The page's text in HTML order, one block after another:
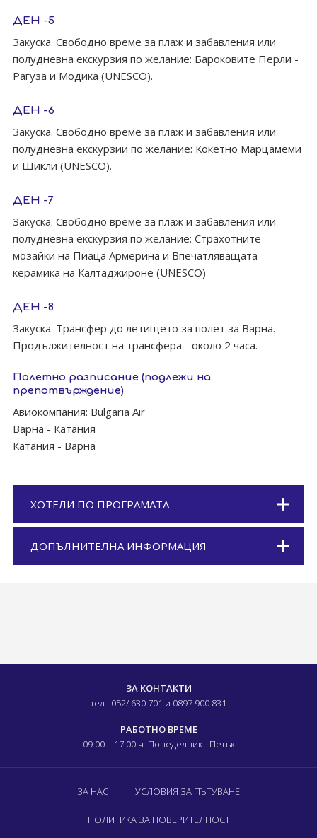
ДЕН -5
Закуска. Свободно време за плаж и забавления или
полудневна екскурзия по желание: Бароковите Перли -
Рагуза и Модика (UNESCO).
ДЕН -6
Закуска. Свободно време за плаж и забавления или
полудневна екскурзии по желание: Кокетно Марцамеми
и Шикли (UNESCO).
ДЕН -7
Закуска. Свободно време за плаж и забавления или
полудневна екскурзия по желание: Страхотните
мозайки на Пиаца Армерина и Впечатляващата
керамика на Калтаджироне (UNESCO)
ДЕН -8
Закуска. Трансфер до летището за полет за Варна.
Продължителност на трансфера - около 2 часа.
Полетно разписание (подлежи на
препотвърждение)
Авиокомпания: Bulgaria Air
Варна - Катания
Катания - Варна
ХОТЕЛИ ПО ПРОГРАМАТА
ДОПЪЛНИТЕЛНА ИНФОРМАЦИЯ
ЗА КОНТАКТИ
тел.: 052/ 630 701 и 0897 900 831
РАБОТНО ВРЕМЕ
09:00 – 17:00 ч. Понеделник - Петък
ЗА НАС УСЛОВИЯ ЗА ПЪТУВАНЕ
ПОЛИТИКА ЗА ПОВЕРИТЕЛНОСТ